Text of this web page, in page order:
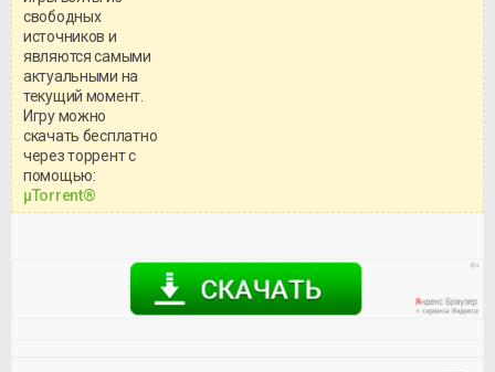
системными требованиями и
свободных
источников и
являются самыми
актуальными на
текущий момент.
Игру можно
скачать бесплатно
через торрент с
помощью:
μTorrent®